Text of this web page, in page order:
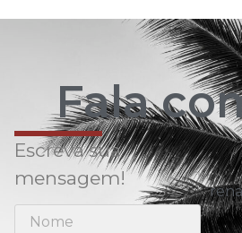
Fala
Escreva sua
mensagem!